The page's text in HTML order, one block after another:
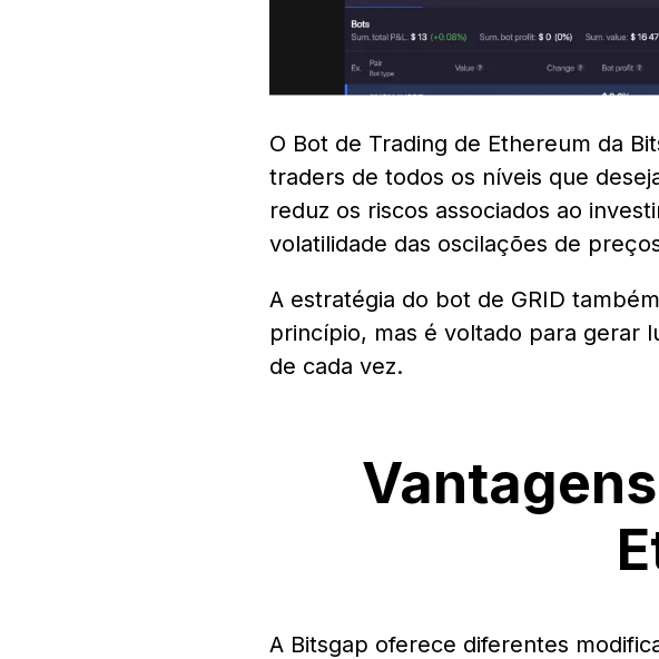
O Bot de Trading de Ethereum da
traders de todos os níveis que
reduz os riscos associados ao
volatilidade das oscilações de
A estratégia do bot de GRID
princípio, mas é voltado para gerar
de cada vez.
A Bitsgap oferece diferentes